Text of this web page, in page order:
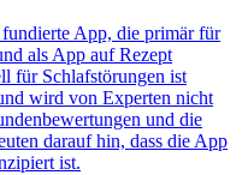
App, die primär für
als App auf Rezept
für Schlafstörungen ist
wird von Experten nicht
und die
darauf hin, dass die App
ist.